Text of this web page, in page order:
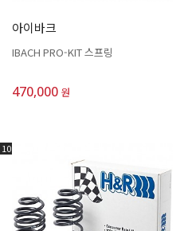
아이바크
IBACH PRO-KIT 스프링
470,000 원
10